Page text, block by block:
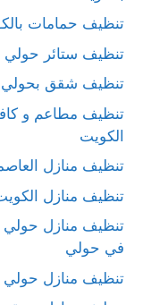
تنظيف حمامات
تنظيف ستائر حولي
تنظيف شقق بحولي
تنظيف مطاعم و
الكويت
تنظيف منازل
تنظيف منازل الكويت
في حولي
تنظيف منازل